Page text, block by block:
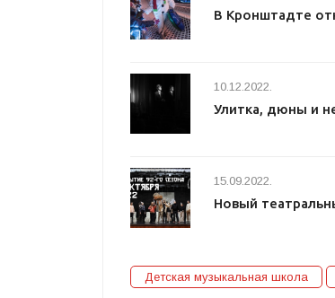
В Кронштадте
10.12.2022.
Улитка, дюны и
15.09.2022.
Новый
Детская музыкальная школа